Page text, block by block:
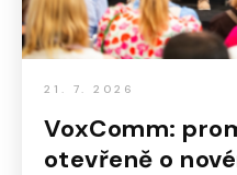
21. 7. 2026
VoxComm:
otevřeně o